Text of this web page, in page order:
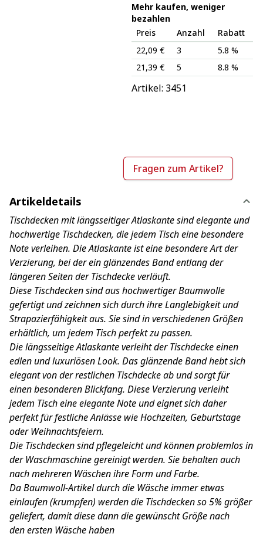
Mehr kaufen, weniger
bezahlen
Preis
Anzahl
Rabatt
22,09 €
3
5.8 %
21,39 €
5 8.8 %
Artikel: 3451
Fragen zum Artikel?
Artikeldetails
Tischdecken mit längsseitiger Atlaskante sind elegante und
hochwertige Tischdecken, die jedem Tisch eine besondere
Note verleihen. Die Atlaskante ist eine besondere Art der
Verzierung, bei der ein glänzendes Band entlang der
längeren Seiten der Tischdecke verläuft.
Diese Tischdecken sind aus hochwertiger Baumwolle
gefertigt und zeichnen sich durch ihre Langlebigkeit und
Strapazierfähigkeit aus. Sie sind in verschiedenen Größen
erhältlich, um jedem Tisch perfekt zu passen.
Die längsseitige Atlaskante verleiht der Tischdecke einen
edlen und luxuriösen Look. Das glänzende Band hebt sich
elegant von der restlichen Tischdecke ab und sorgt für
einen besonderen Blickfang. Diese Verzierung verleiht
jedem Tisch eine elegante Note und eignet sich daher
perfekt für festliche Anlässe wie Hochzeiten, Geburtstage
oder Weihnachtsfeiern.
Die Tischdecken sind pflegeleicht und können problemlos in
der Waschmaschine gereinigt werden. Sie behalten auch
nach mehreren Wäschen ihre Form und Farbe.
Da Baumwoll-Artikel durch die Wäsche immer etwas
einlaufen (krumpfen) werden die Tischdecken so 5% größer
geliefert, damit diese dann die gewünscht Größe nach
den ersten Wäsche haben